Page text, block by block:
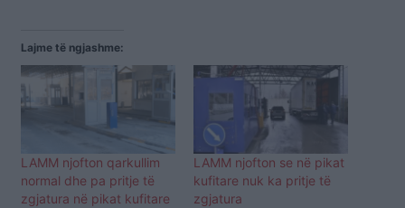
Lajme të ngjashme:
LAMM njofton qarkullim
normal dhe pa pritje të
zgjatura në pikat kufitare
LAMM njofton se në pikat
kufitare nuk ka pritje të
zgjatura